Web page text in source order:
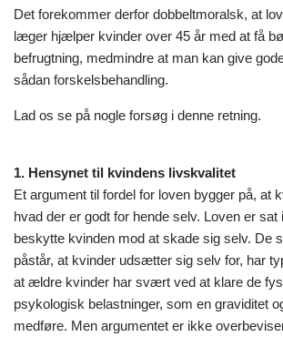
Det forekommer derfor dobbeltmoralsk, at
læger hjælper kvinder over 45 år med at få
befrugtning, medmindre at man kan give
sådan forskelsbehandling.
Lad os se på nogle forsøg i denne retning.
1. Hensynet til kvindens livskvalitet
Et argument til fordel for loven bygger på, at
hvad der er godt for hende selv. Loven er
beskytte kvinden mod at skade sig selv. De
påstår, at kvinder udsætter sig selv for, har
at ældre kvinder har svært ved at klare de
psykologisk belastninger, som en graviditet
medføre. Men argumentet er ikke